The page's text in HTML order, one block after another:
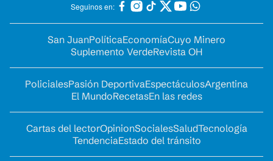
Seguinos en:
San JuanPolíticaEconomíaCuyo Minero
Suplemento VerdeRevista OH
PolicialesPasión DeportivaEspectáculosArgentina
El MundoRecetasEn las redes
Cartas del lectorOpinionSocialesSaludTecnología
TendenciaEstado del tránsito